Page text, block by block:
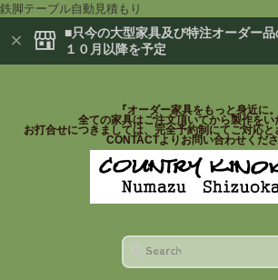
鉄脚テーブル自動見積もり
■只今の大型家具及び特注オーダー
１０月以降を予定
『オーダー家具をもっと身近に。
全ての家具はご注文頂いてから製作をい
お打合せにつきましては、完全予約制にてご対応と
CONTACTよりお問い合わせくださ